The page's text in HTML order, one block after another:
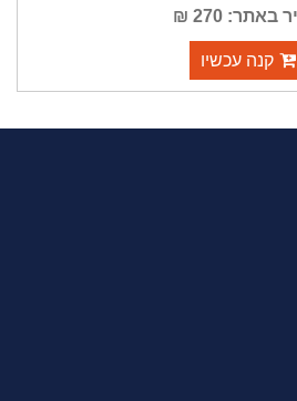
באתר: 270 ₪
קנה עכשיו